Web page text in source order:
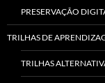
PRESERVAÇÃO
TRILHAS DE
TRILHAS